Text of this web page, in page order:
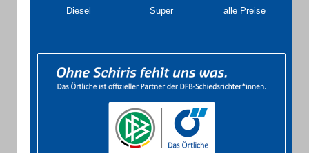
Diesel Super alle Preise